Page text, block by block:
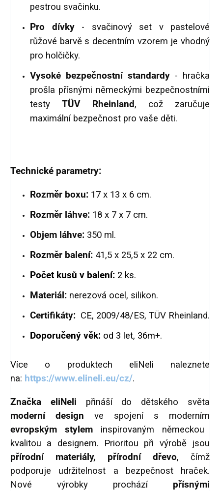
pestrou svačinku.
Pro dívky - svačinový set v pastelové
růžové barvě s decentním vzorem je vhodný
pro holčičky.
Vysoké bezpečnostní standardy - hračka
prošla přísnými německými bezpečnostními
testyTÜV Rheinland, což zaručuje
maximální bezpečnost pro vaše děti.
Technické parametry:
Rozměr boxu: 17 x 13 x 6 cm.
Rozměr láhve: 18 x 7 x 7 cm.
Objem láhve: 350 ml.
Rozměr balení: 41,5 x 25,5 x 22 cm.
Počet kusů v balení: 2 ks.
Materiál: nerezová ocel, silikon.
Certifikáty: CE, 2009/48/ES, TÜV Rheinland.
Doporučený věk: od 3 let, 36m+.
Více o produktech eliNeli naleznete
na: https://www.elineli.eu/cz/.
Značka eliNeli přináší do dětského světa
moderní design ve spojení s moderním
evropským stylem inspirovaným německou
kvalitou a designem. Prioritou při výrobě jsou
přírodní materiály, přírodní dřevo, čímž
podporuje udržitelnost a bezpečnost hraček.
Nové výrobky procházípřísnými